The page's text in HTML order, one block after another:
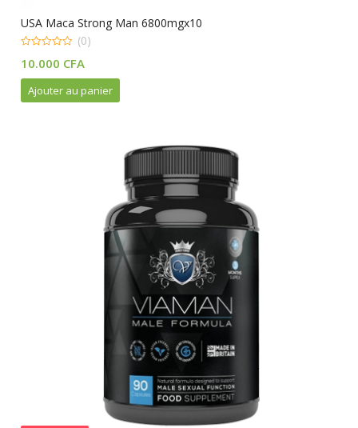
USA Maca Strong Man 6800mgx10
out
(0)
10.000 CFA
Ajouter au panier